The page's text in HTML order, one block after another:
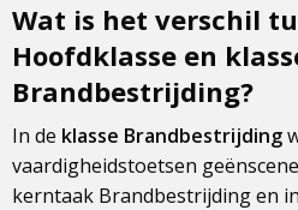
Wat is het verschil
Hoofdklasse en
Brandbestrijding?
In de klasse Brandbestrijding
vaardigheidstoetsen
kerntaak Brandbestrijding en